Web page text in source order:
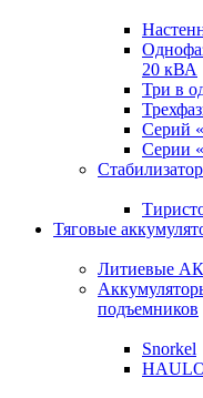
20 кВА
Три в
Серий
Серии
Тяговые
Литиевые
подъемников
Snorkel